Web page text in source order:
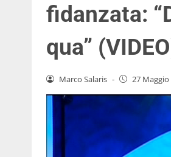
fidanzata:
qua”
Marco Salaris - 27 Maggio